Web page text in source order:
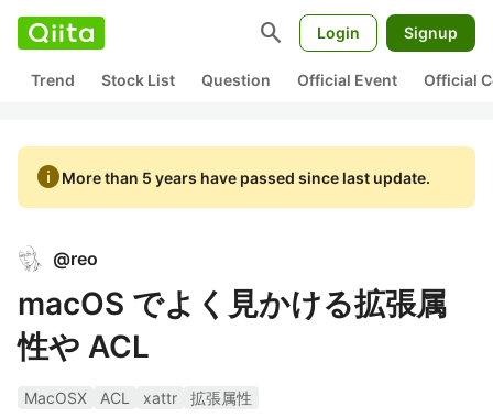
search Login Signup
Trend Stock List Question Official Event Official
infoMore than 5 years have passed since last update.
@reo
macOS でよく見かける拡張属
性や ACL
MacOSX ACL xattr
拡張属性